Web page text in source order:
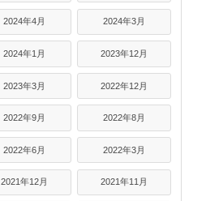
2024年4月 2024年3月
2024年1月 2023年12月
2023年3月 2022年12月
2022年9月 2022年8月
2022年6月 2022年3月
2021年12月 2021年11月